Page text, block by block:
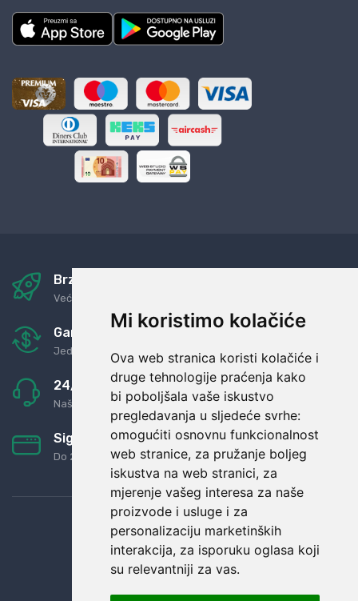
Mi koristimo kolačiće
Ova web stranica koristi kolačiće i
druge tehnologije praćenja kako
bi poboljšala vaše iskustvo
pregledavanja u sljedeće svrhe:
omogućiti osnovnu funkcionalnost
web stranice, za pružanje boljeg
iskustva na web stranici, za
mjerenje vašeg interesa za naše
proizvode i usluge i za
personalizaciju marketinških
interakcija, za isporuku oglasa koji
su relevantniji za vas.
Brza i sigurna dostava
Već za nekoliko dana kod vas
Garancija u povrat novaca
Jednostavno pravilo: Roba za novac
24/7 odlična podrška
Naši agenti uvijek na raspolaganju
Sigurno obročno plaćanje
Do 24 rata bez kamata